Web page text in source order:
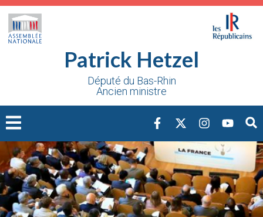
Patrick Hetzel
Député du Bas-Rhin
Ancien ministre
Cookies management panel